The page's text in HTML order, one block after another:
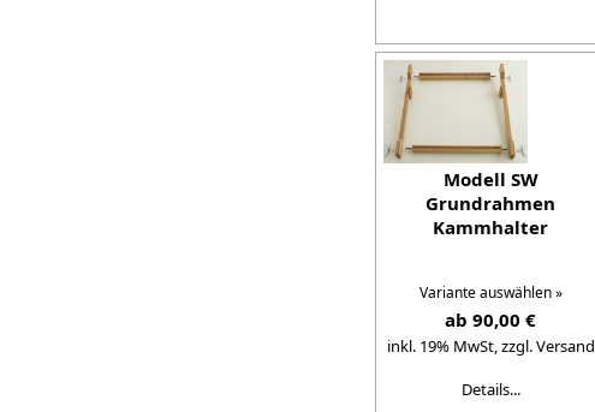
Modell SW
Grundrahmen
Kammhalter
Variante auswählen »
ab 90,00 €
inkl. 19% MwSt,zzgl. Versand
Details...